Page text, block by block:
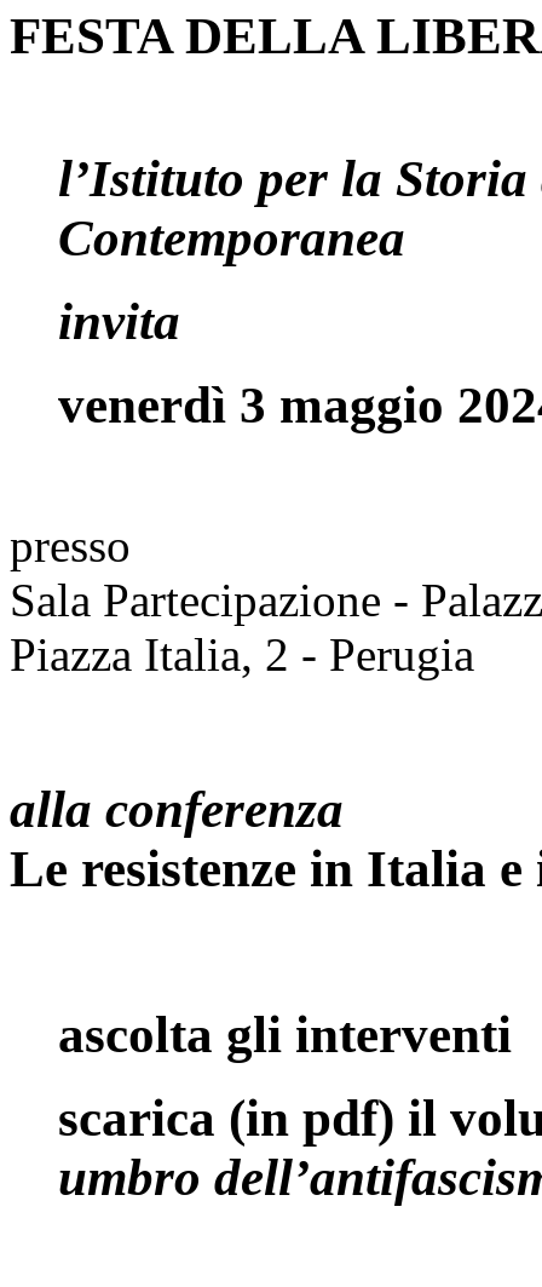
FESTA DELLA
l’Istituto per la Storia
Contemporanea
invita
venerdì 3 maggio
presso
Sala Partecipazione -
Piazza Italia, 2 - Perugia
alla conferenza
Le resistenze in Italia
ascolta gli interventi
scarica (in pdf) il
umbro